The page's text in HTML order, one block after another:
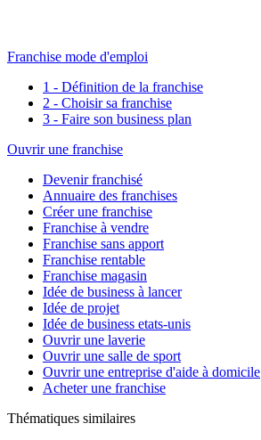
Franchise mode d'emploi
1 - Définition de la franchise
2 - Choisir sa franchise
3 - Faire son business plan
Ouvrir une franchise
Devenir franchisé
Annuaire des franchises
Créer une franchise
Franchise à vendre
Franchise sans apport
Franchise rentable
Franchise magasin
Idée de business à lancer
Idée de projet
Idée de business etats-unis
Ouvrir une laverie
Ouvrir une salle de sport
Ouvrir une entreprise d'aide à domicile
Acheter une franchise
Thématiques similaires